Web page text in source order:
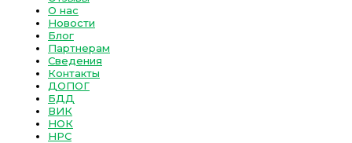
О нас
Новости
Блог
Партнерам
Сведения
Контакты
ДОПОГ
БДД
ВИК
НОК
НРС